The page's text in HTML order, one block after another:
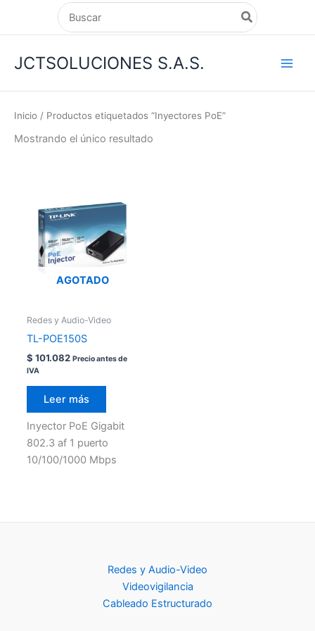
Search
for:
JCTSOLUCIONES S.A.S.
Inicio / Productos etiquetados “Inyectores PoE”
Mostrando el único resultado
AGOTADO
Redes y Audio-Video
TL-POE150S
$ 101.082 Precio antes de
IVA
Leer más
Inyector PoE Gigabit
802.3 af 1 puerto
10/100/1000 Mbps
Redes y Audio-Video
Videovigilancia
Cableado Estructurado